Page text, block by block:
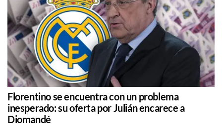
Florentino se encuentra con un problema
inesperado: su oferta por Julián encarece a
Diomandé